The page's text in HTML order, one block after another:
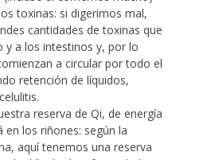
toxinas: si digerimos mal,
cantidades de toxinas que
y a los intestinos y, por lo
a circular por todo el
retención de líquidos,
reserva de Qi, de energía
en los riñones: según la
aquí tenemos una reserva